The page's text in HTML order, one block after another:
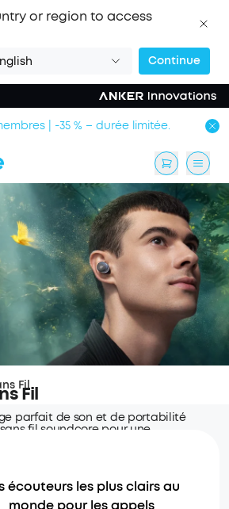
or region to access
Continue
| -35 % – durée limitée.
Fil
parfait de son et de portabilité
fil soundcore pour une
Fil
écouteurs les plus clairs au
monde pour les appels